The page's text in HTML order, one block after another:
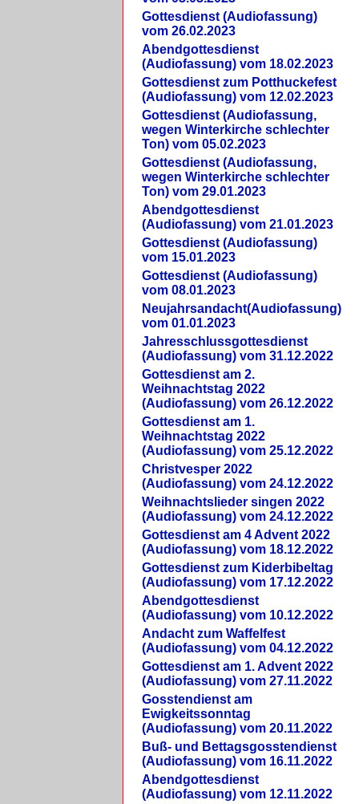
Gottesdienst (Audiofassung)
vom 26.02.2023
Abendgottesdienst
(Audiofassung) vom 18.02.2023
Gottesdienst zum Potthuckefest
(Audiofassung) vom 12.02.2023
Gottesdienst (Audiofassung,
wegen Winterkirche schlechter
Ton) vom 05.02.2023
Gottesdienst (Audiofassung,
wegen Winterkirche schlechter
Ton) vom 29.01.2023
Abendgottesdienst
(Audiofassung) vom 21.01.2023
Gottesdienst (Audiofassung)
vom 15.01.2023
Gottesdienst (Audiofassung)
vom 08.01.2023
Neujahrsandacht(Audiofassung)
vom 01.01.2023
Jahresschlussgottesdienst
(Audiofassung) vom 31.12.2022
Gottesdienst am 2.
Weihnachtstag 2022
(Audiofassung) vom 26.12.2022
Gottesdienst am 1.
Weihnachtstag 2022
(Audiofassung) vom 25.12.2022
Christvesper 2022
(Audiofassung) vom 24.12.2022
Weihnachtslieder singen 2022
(Audiofassung) vom 24.12.2022
Gottesdienst am 4 Advent 2022
(Audiofassung) vom 18.12.2022
Gottesdienst zum Kiderbibeltag
(Audiofassung) vom 17.12.2022
Abendgottesdienst
(Audiofassung) vom 10.12.2022
Andacht zum Waffelfest
(Audiofassung) vom 04.12.2022
Gottesdienst am 1. Advent 2022
(Audiofassung) vom 27.11.2022
Gosstendienst am
Ewigkeitssonntag
(Audiofassung) vom 20.11.2022
Buß- und Bettagsgosstendienst
(Audiofassung) vom 16.11.2022
Abendgottesdienst
(Audiofassung) vom 12.11.2022